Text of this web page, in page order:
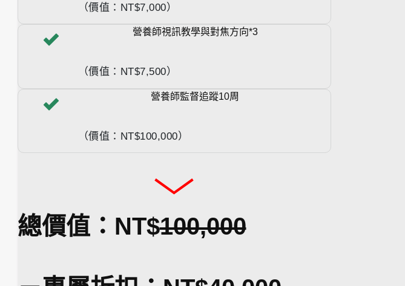
（價值：NT$7,000）
營養師視訊教學與對焦方向*3
（價值：NT$7,500）
營養師監督追蹤10周
（價值：NT$100,000）
總價值：NT$100,000